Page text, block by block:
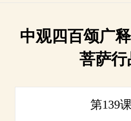
中观四百颂广
菩萨行
第139课